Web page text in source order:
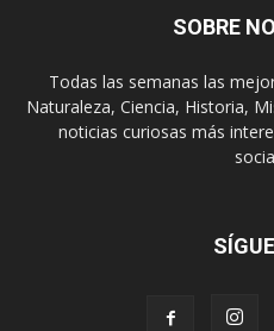
SOBRE
Todas las semanas las
Naturaleza, Ciencia, Historia,
noticias curiosas más